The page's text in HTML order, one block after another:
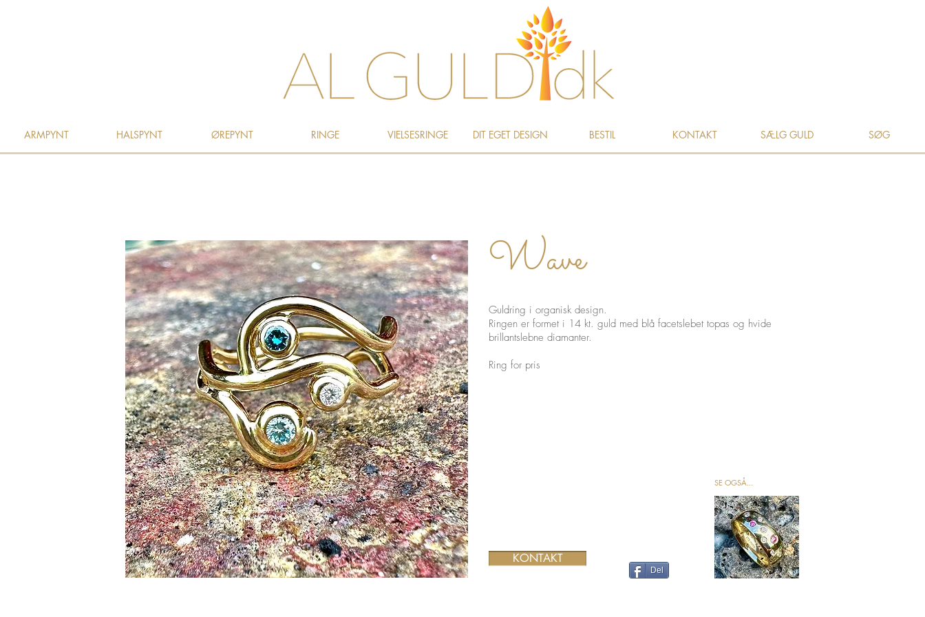
ARMPYNT HALSPYNT ØREPYNT RINGE VIELSESRINGE DIT EGET DESIGN BESTIL KONTAKT SÆLG GULD SØG
Wave
Guldring i organisk design.
Ringen er formet i 14 kt. guld med blå facetslebet topas og hvide
brillantslebne diamanter.
Ring for pris
SE OGSÅ...
KONTAKT
Del